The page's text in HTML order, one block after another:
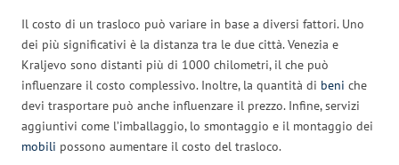
Il costo di un trasloco può variare in base a diversi fattori. Uno
dei più significativi è la distanza tra le due città. Venezia e
Kraljevo sono distanti più di 1000 chilometri, il che può
influenzare il costo complessivo. Inoltre, la quantità di beni che
devi trasportare può anche influenzare il prezzo. Infine, servizi
aggiuntivi come l’imballaggio, lo smontaggio e il montaggio dei
mobili possono aumentare il costo del trasloco.